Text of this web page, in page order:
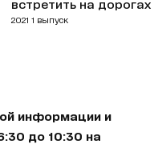
встретить на дорогах
2021 1 выпуск
информации и
до 10:30 на